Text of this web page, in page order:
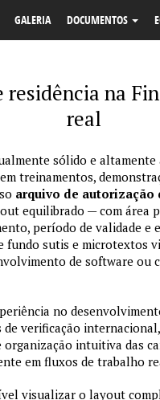
GALERIA DOCUMENTOS
residência na
real
sólido e
treinamentos,
arquivo de autorização
equilibrado — com área
período de validade e
fundo sutis e microtextos
de software
no
verificação
intuitiva das
em fluxos de trabalho
visualizar o layout